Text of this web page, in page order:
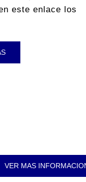
este enlace los
VER MAS